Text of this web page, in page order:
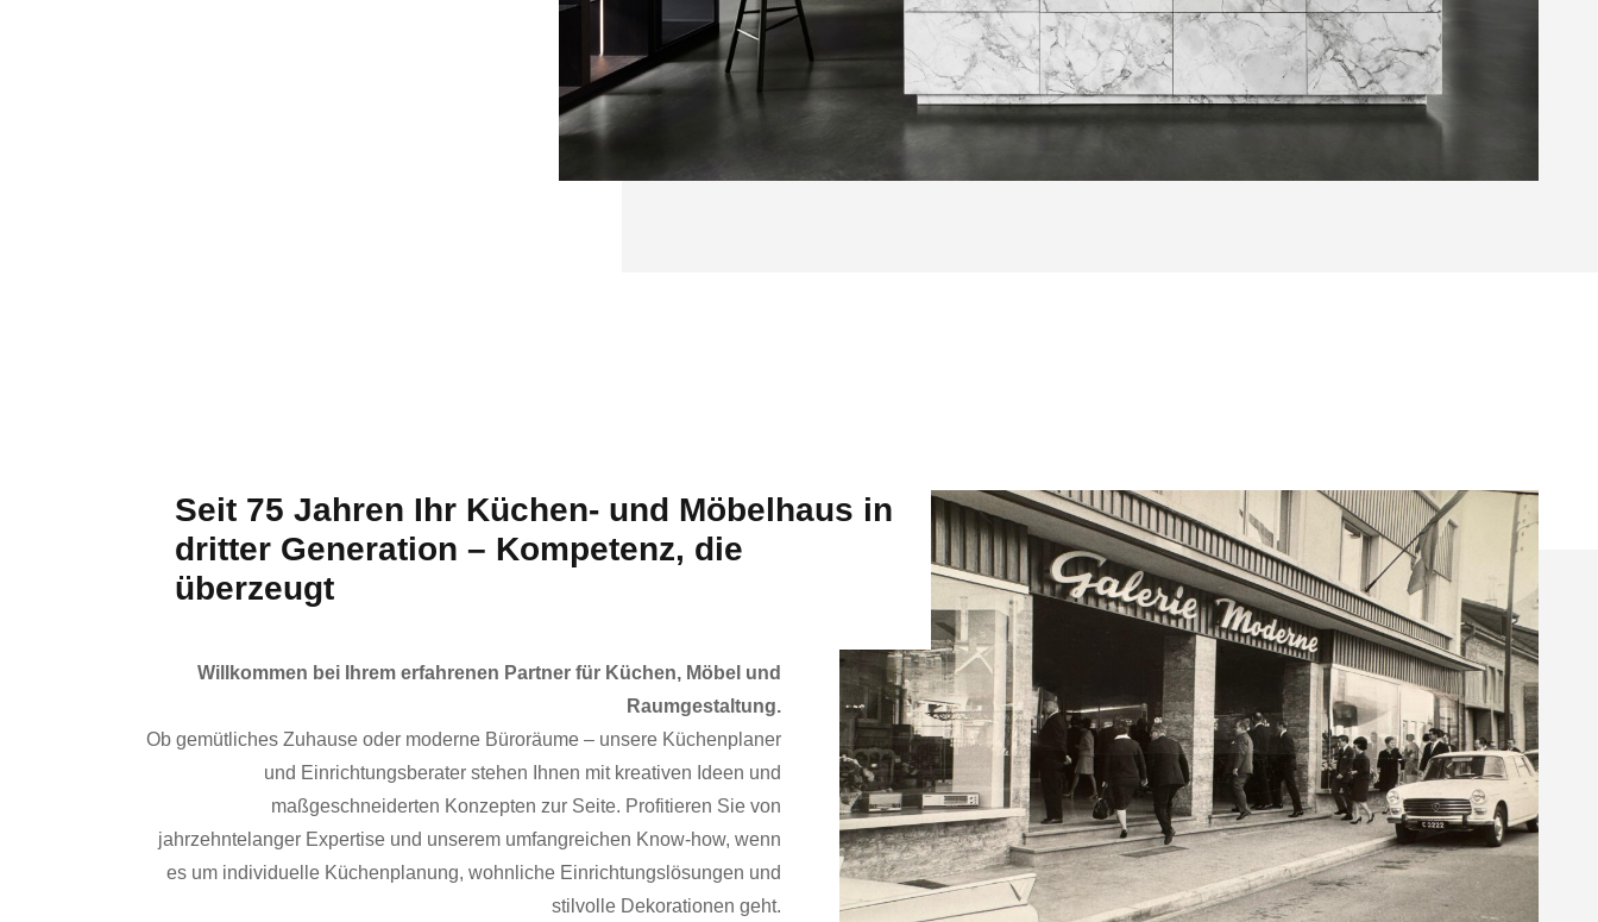
Seit 75 Jahren Ihr Küchen- und Möbelhaus in
dritter Generation – Kompetenz, die
überzeugt
Willkommen bei Ihrem erfahrenen Partner für Küchen, Möbel und
Raumgestaltung.
Ob gemütliches Zuhause oder moderne Büroräume – unsere Küchenplaner
und Einrichtungsberater stehen Ihnen mit kreativen Ideen und
maßgeschneiderten Konzepten zur Seite. Profitieren Sie von
jahrzehntelanger Expertise und unserem umfangreichen Know-how, wenn
es um individuelle Küchenplanung, wohnliche Einrichtungslösungen und
stilvolle Dekorationen geht.